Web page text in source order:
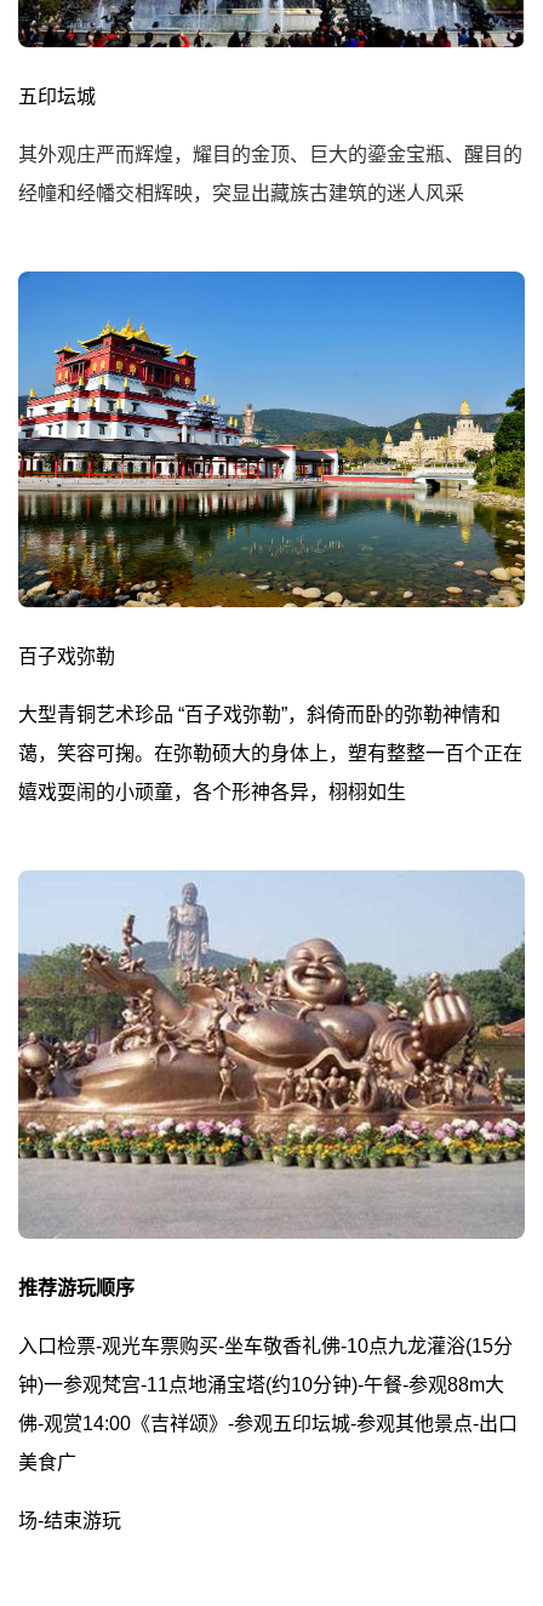
五印坛城
其外观庄严而辉煌，耀目的金顶、巨大的鎏金宝瓶、醒目的
经幢和经幡交相辉映，突显出藏族古建筑的迷人风采
百子戏弥勒
大型青铜艺术珍品 “百子戏弥勒”，斜倚而卧的弥勒神情和
蔼，笑容可掬。在弥勒硕大的身体上，塑有整整一百个正在
嬉戏耍闹的小顽童，各个形神各异，栩栩如生
推荐游玩顺序
入口检票-观光车票购买-坐车敬香礼佛-10点九龙灌浴(15分
钟)一参观梵宫-11点地涌宝塔(约10分钟)-午餐-参观88m大
佛-观赏14:00《吉祥颂》-参观五印坛城-参观其他景点-出口
美食广
场-结束游玩